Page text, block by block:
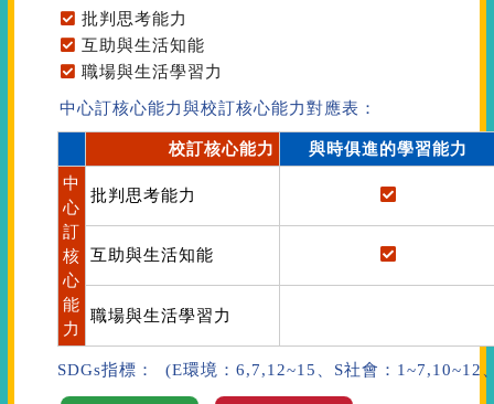
批判思考能力
互助與生活知能
職場與生活學習力
中心訂核心能力與校訂核心能力對應表：
校訂核心能力
與時俱進的學習能力
中
心
訂
核
心
能
力
批判思考能力
互助與生活知能
職場與生活學習力
SDGs指標： (E環境：6,7,12~15、S社會：